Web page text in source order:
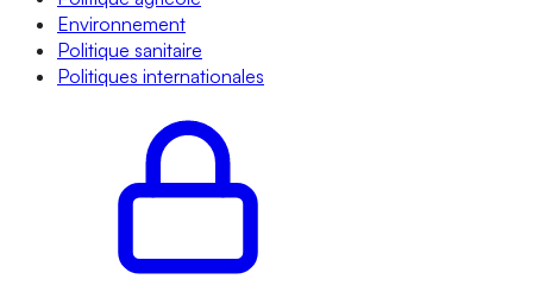
Environnement
Politique sanitaire
Politiques internationales